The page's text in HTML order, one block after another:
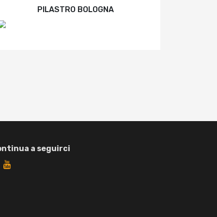
PILASTRO BOLOGNA
a seguirci